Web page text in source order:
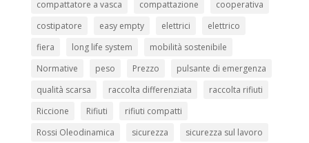
compattatore a vasca compattazione
cooperativa
costipatore
easy empty elettrici
elettrico
fiera
long life system
mobilità sostenibile
Normative
peso Prezzo
pulsante di emergenza
qualità scarsa
raccolta differenziata
raccolta rifiuti
Riccione
Rifiuti
rifiuti compatti
Rossi Oleodinamica
sicurezza
sicurezza sul lavoro